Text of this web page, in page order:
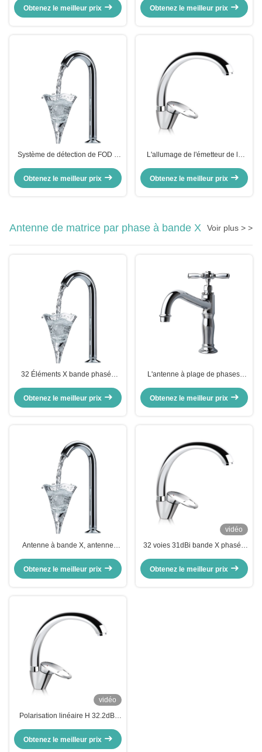
Band Antenne à guides d'ondes
Obtenez le meilleur prix
du dielectrique à faisceau
multiple pour la station de base
Obtenez le meilleur prix
Système de détection de FOD à
intégré par antenne
Obtenez le meilleur prix
L'allumage de l'émetteur de la
polarisation
Obtenez le meilleur prix
Antenne de matrice par phase à bande X Voir plus > >
32 Éléments X bande phasée
basé sur la formation de
faisceaux
Obtenez le meilleur prix
L'antenne à plage de phases,
l'antenne à fente conique
Obtenez le meilleur prix
Antenne à bande X, antenne
Obtenez le meilleur prix
vidéo
32 voies 31dBi bande X phasée
l'espace aérien
Obtenez le meilleur prix
vidéo
Polarisation linéaire H 32.2dBi
communications par satellite
Obtenez le meilleur prix